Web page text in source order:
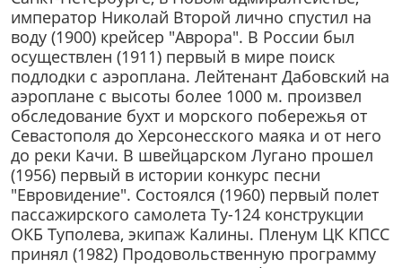
император Николай Второй лично спустил на
воду (1900) крейсер "Аврора". В России был
осуществлен (1911) первый в мире поиск
подлодки с аэроплана. Лейтенант Дабовский на
аэроплане с высоты более 1000 м. произвел
обследование бухт и морского побережья от
Севастополя до Херсонесского маяка и от него
до реки Качи. В швейцарском Лугано прошел
(1956) первый в истории конкурс песни
"Евровидение". Состоялся (1960) первый полет
пассажирского самолета Ту-124 конструкции
ОКБ Туполева, экипаж Калины. Пленум ЦК КПСС
принял (1982) Продовольственную программу